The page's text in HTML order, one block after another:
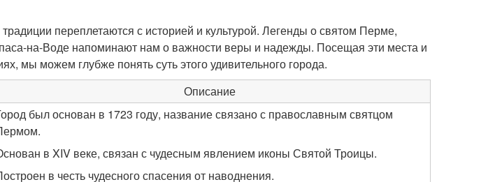
переплетаются с историей и культурой. Легенды о святом Перме,
на-Воде напоминают нам о важности веры и надежды. Посещая эти места и
мы можем глубже понять суть этого удивительного города.
Описание
был основан в 1723 году, название связано с православным святцом
в XIV веке, связан с чудесным явлением иконы Святой Троицы.
в честь чудесного спасения от наводнения.